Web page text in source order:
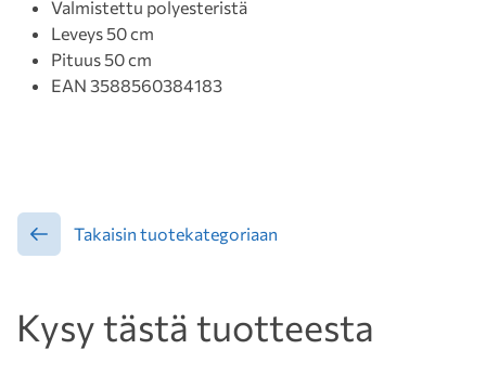
Valmistettu polyesteristä
Leveys 50 cm
Pituus 50 cm
EAN 3588560384183
Takaisin tuotekategoriaan
Kysy tästä tuotteesta